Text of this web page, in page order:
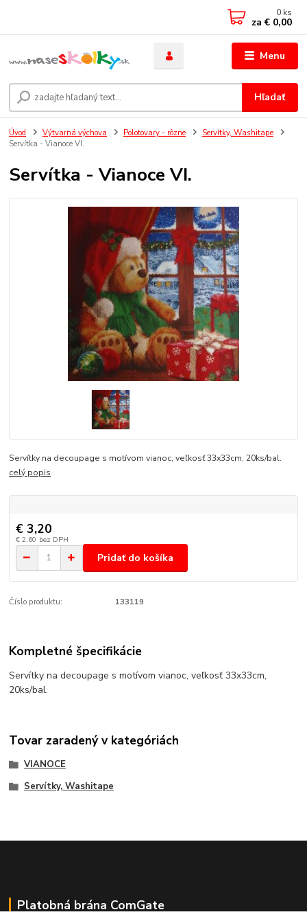
Menu
Hľadať
0 ks
za € 0,00
Úvod Výtvarná výchova Polotovary - rôzne
Servítky, Washitape
Servítka - Vianoce VI.
Servítka - Vianoce VI.
Servítky na decoupage s motívom vianoc, veľkosť 33x33cm, 20ks/bal.
celý popis
€ 3,20
€ 2,60 bez DPH
Pridať do košíka
Číslo produktu: 133119
Kompletné špecifikácie
Servítky na decoupage s motívom vianoc, veľkosť 33x33cm,
20ks/bal.
Tovar zaradený v kategóriách
VIANOCE
Servítky, Washitape
Platobná brána ComGate